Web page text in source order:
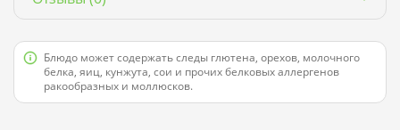
Блюдо может содержать следы глютена, орехов, молочного
белка, яиц, кунжута, сои и прочих белковых аллергенов
ракообразных и моллюсков.